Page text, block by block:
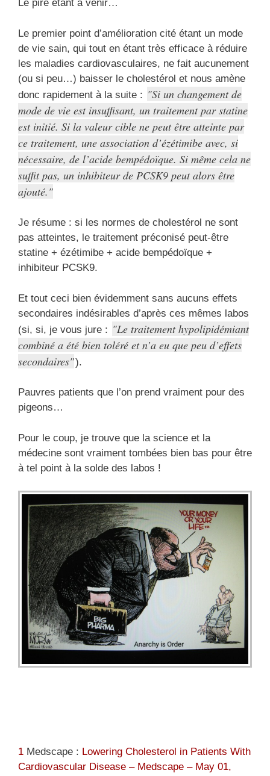
Le pire étant à venir…
Le premier point d’amélioration cité étant un mode
de vie sain, qui tout en étant très efficace à réduire
les maladies cardiovasculaires, ne fait aucunement
(ou si peu…) baisser le cholestérol et nous amène
donc rapidement à la suite :
Si un changement de
mode de vie est insuffisant, un traitement par statine
est initié. Si la valeur cible ne peut être atteinte par
ce traitement, une association d’ézétimibe avec, si
nécessaire, de l’acide bempédoïque. Si même cela ne
suffit pas, un inhibiteur de PCSK9 peut alors être
ajouté.
Je résume : si les normes de cholestérol ne sont
pas atteintes, le traitement préconisé peut-être
statine + ézétimibe + acide bempédoïque +
inhibiteur PCSK9.
Et tout ceci bien évidemment sans aucuns effets
secondaires indésirables d’après ces mêmes labos
(si, si, je vous jure :
Le traitement hypolipidémiant
combiné a été bien toléré et n’a eu que peu d’effets
secondaires ).
Pauvres patients que l’on prend vraiment pour des
pigeons…
Pour le coup, je trouve que la science et la
médecine sont vraiment tombées bien bas pour être
à tel point à la solde des labos !
1 Medscape : Lowering Cholesterol in Patients With
Cardiovascular Disease – Medscape – May 01,